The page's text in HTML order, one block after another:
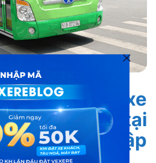
các tuyến xe
hoạt động tại
Chí Minh cập